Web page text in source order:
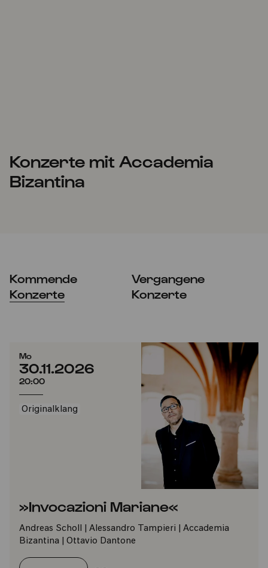
Konzerte mit Accademia
Bizantina
Kommende
Konzerte
Vergangene
Konzerte
Mo
30.11.2026
20:00
Originalklang
»Invocazioni Mariane«
Andreas Scholl | Alessandro Tampieri | Accademia
Bizantina | Ottavio Dantone